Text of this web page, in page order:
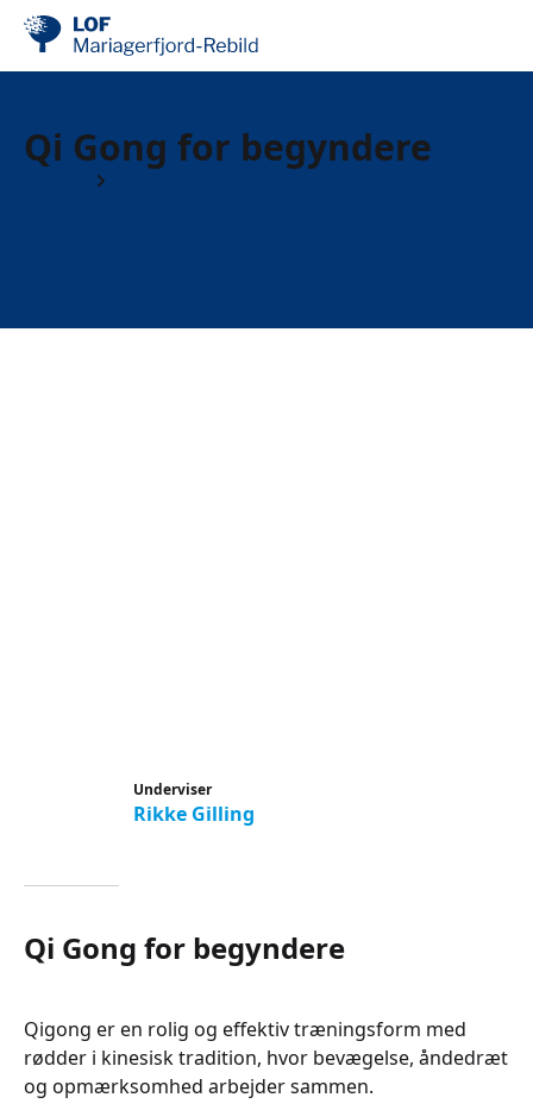
Qi Gong for begyndere
Underviser
Rikke Gilling
Qi Gong for begyndere
Qigong er en rolig og effektiv træningsform med
rødder i kinesisk tradition, hvor bevægelse, åndedræt
og opmærksomhed arbejder sammen.